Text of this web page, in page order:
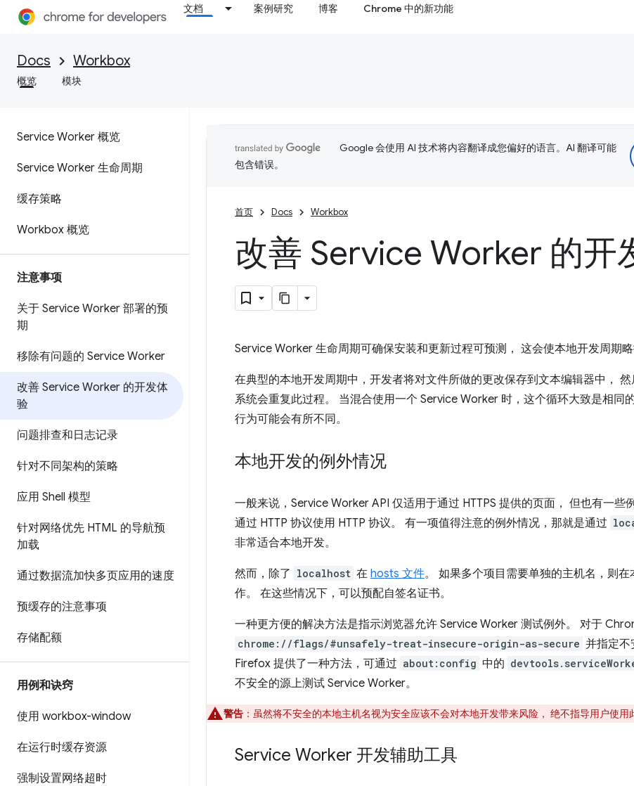
文档 案例研究 博客 Chrome 中的新功能
Docs Workbox
概览 模块
Service Worker 概览
Service Worker 生命周期
缓存策略
Workbox 概览
注意事项
关于 Service Worker 部署的预
期
移除有问题的 Service Worker
改善 Service Worker 的开发体
验
问题排查和日志记录
针对不同架构的策略
应用 Shell 模型
针对网络优先 HTML 的导航预
加载
通过数据流加快多页应用的速度
预缓存的注意事项
存储配额
用例和诀窍
使用 workbox-window
在运行时缓存资源
强制设置网络超时
Google 会使用 AI 技术将内容翻译成您偏好的语言。AI 翻译可能
包含错误。
首页 Docs Workbox
改善 Service Worker 的开
Service Worker 生命周期可确保安装和更新过程可预测， 这会使本地开发周期略
在典型的本地开发周期中，开发者将对文件所做的更改保存到文本编辑器中， 然
系统会重复此过程。 当混合使用一个 Service Worker 时，这个循环大致是相同
行为可能会有所不同。
本地开发的例外情况
一般来说，Service Worker API 仅适用于通过 HTTPS 提供的页面， 但也有一些
通过 HTTP 协议使用 HTTP 协议。 有一项值得注意的例外情况，那就是通过
非常适合本地开发。
然而，除了 localhost 在 hosts 文件。 如果多个项目需要单独的主机名，则
作。 在这些情况下，可以预配自签名证书。
一种更方便的解决方法是指示浏览器允许 Service Worker 测试例外。 对于
chrome://flags/#unsafely-treat-insecure-origin-as-secure 并指定不
Firefox 提供了一种方法，可通过 about:config 中的
不安全的源上测试 Service Worker。
警告 ：虽然将不安全的本地主机名视为安全应该不会对本地开发带来风险， 绝不指导用户使用
Service Worker 开发辅助工具